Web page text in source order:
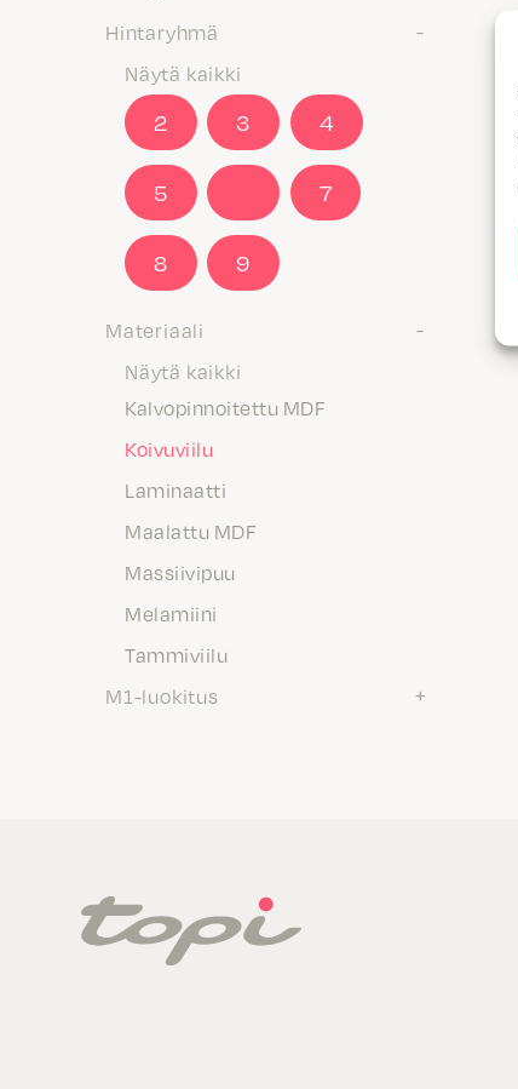
Hintaryhmä
Näytä kaikki
2 3 4
5 7
8 9
Materiaali
Näytä kaikki
Kalvopinnoitettu MDF
Koivuviilu
Laminaatti
Maalattu MDF
Massiivipuu
Melamiini
Tammiviilu
M1-luokitus